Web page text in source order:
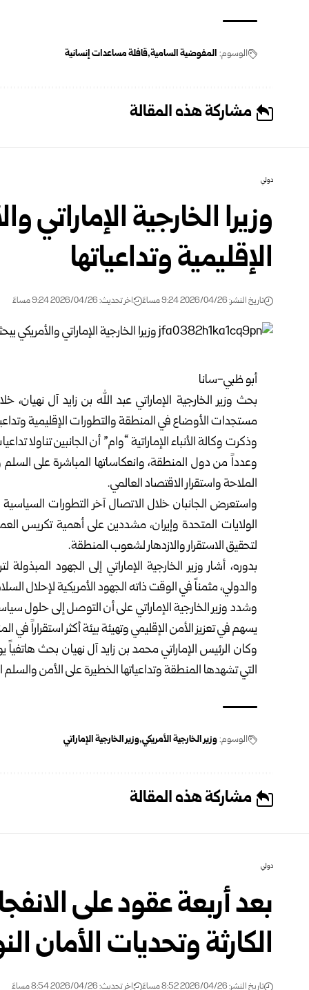
الوسوم: المفوضية السامية قافلة مساعدات إنسانية
مشاركة هذه المقالة
دولي
وزيرا الخارجية الإماراتي
الإقليمية وتداعياتها
تاريخ النشر: 2026/04/26 9:24 مساءً اخر تحديث: 2026/04/26 9:24 مساءً
أبو ظبي-سانا
بحث وزير الخارجية الإماراتي عبد الله بن زايد آل
مستجدات الأوضاع في المنطقة والتطورات الإقليمية
وذكرت وكالة الأنباء الإماراتية “وام” أن الجانبين تناولا
وعدداً من دول المنطقة، وانعكاساتها المباشرة على السلم
الملاحة واستقرار الاقتصاد العالمي.
واستعرض الجانبان خلال الاتصال آخر التطورات
الولايات المتحدة وإيران، مشددين على أهمية تكريس
لتحقيق الاستقرار والازدهار لشعوب المنطقة.
بدوره، أشار وزير الخارجية الإماراتي إلى الجهود
والدولي، مثمناً في الوقت ذاته الجهود الأمريكية لإحلال
وشدد وزير الخارجية الإماراتي على أن التوصل إلى حلول
يسهم في تعزيز الأمن الإقليمي وتهيئة بيئة أكثر استقراراً في
وكان الرئيس الإماراتي محمد بن زايد آل نهيان بحث
التي تشهدها المنطقة وتداعياتها الخطيرة على الأمن والسلم
الوسوم:وزير الخارجية الأمريكي وزير الخارجية الإماراتي
مشاركة هذه المقالة
دولي
بعد أربعة عقود على
الكارثة وتحديات
تاريخ النشر: 2026/04/26 8:52 مساءً اخر تحديث: 2026/04/26 8:54 مساءً